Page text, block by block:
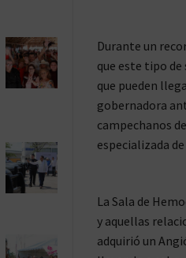
Durante un
que este tipo
que pueden
gobernadora
campechanos
especializada
La Sala de
y aquellas
adquirió un